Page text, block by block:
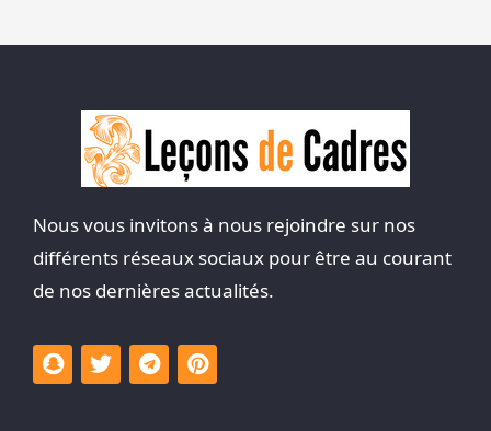
Nous vous invitons à nous rejoindre sur nos
différents réseaux sociaux pour être au courant
de nos dernières actualités.